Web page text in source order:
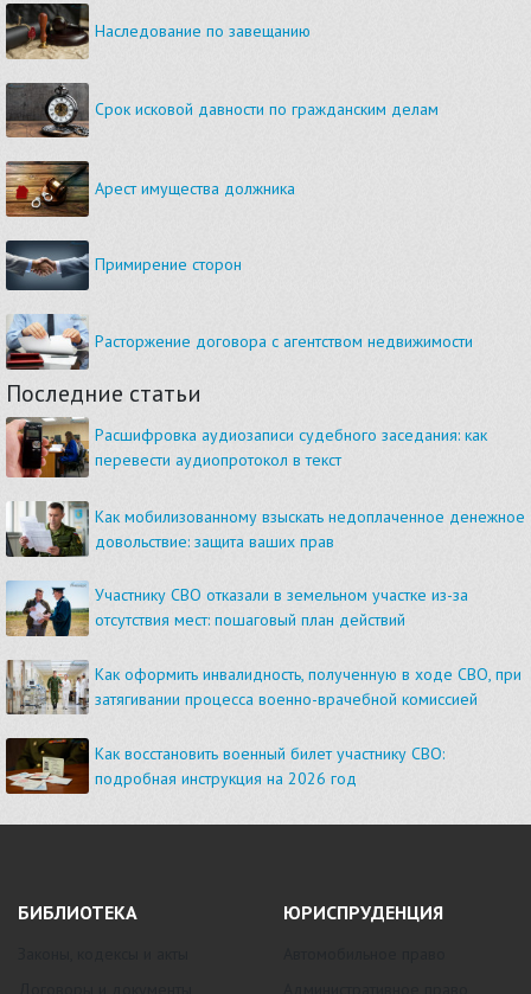
Наследование по завещанию
Срок исковой давности по гражданским делам
Арест имущества должника
Примирение сторон
Расторжение договора с агентством недвижимости
Последние статьи
Расшифровка аудиозаписи судебного заседания: как
перевести аудиопротокол в текст
Как мобилизованному взыскать недоплаченное денежное
довольствие: защита ваших прав
Участнику СВО отказали в земельном участке из-за
отсутствия мест: пошаговый план действий
Как оформить инвалидность, полученную в ходе СВО, при
затягивании процесса военно-врачебной комиссией
Как восстановить военный билет участнику СВО:
подробная инструкция на 2026 год
БИБЛИОТЕКА ЮРИСПРУДЕНЦИЯ